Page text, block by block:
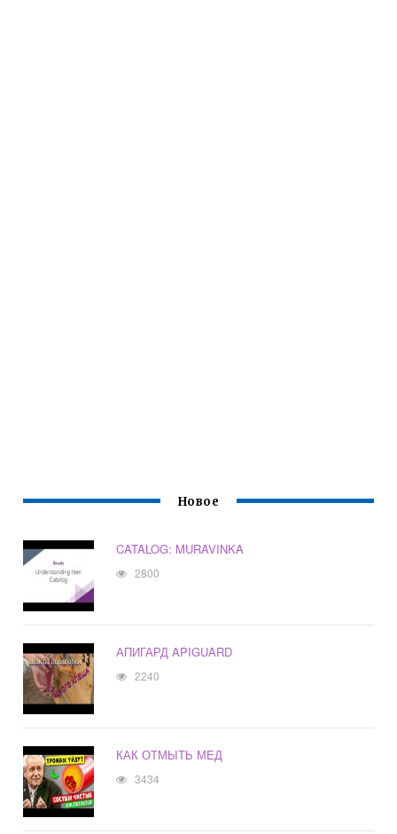
Новое
CATALOG: MURAVINKA
2800
АПИГАРД APIGUARD
2240
КАК ОТМЫТЬ МЕД
3434